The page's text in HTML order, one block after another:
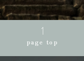
page top